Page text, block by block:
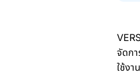
จัดก
ใช้งา